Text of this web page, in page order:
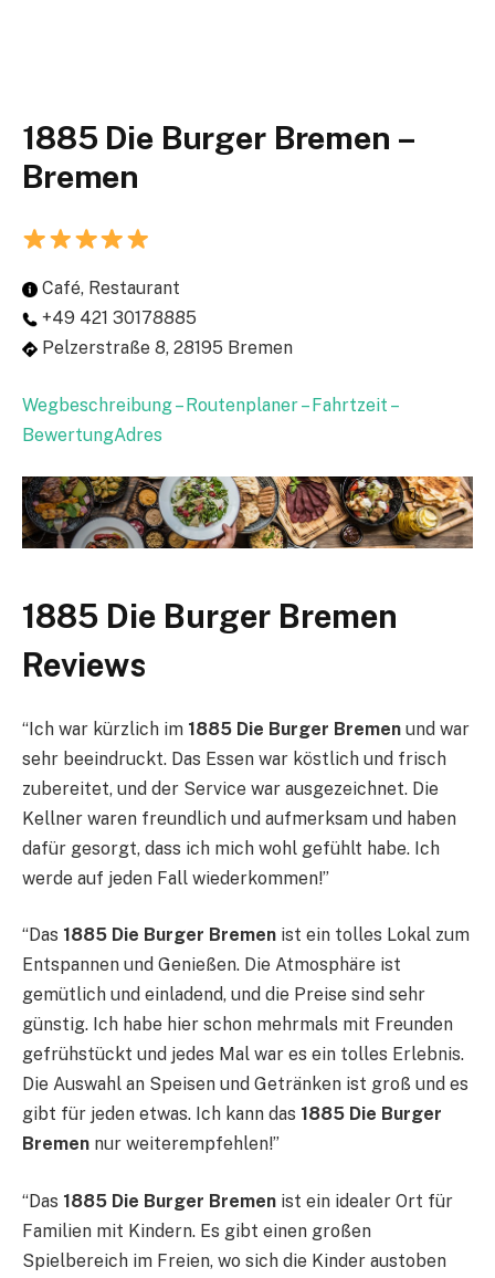
1885 Die Burger Bremen –
Bremen
Café, Restaurant
+49 421 30178885
Pelzerstraße 8, 28195 Bremen
Wegbeschreibung – Routenplaner – Fahrtzeit –
BewertungAdres
1885 Die Burger Bremen
Reviews
“Ich war kürzlich im 1885 Die Burger Bremen und war
sehr beeindruckt. Das Essen war köstlich und frisch
zubereitet, und der Service war ausgezeichnet. Die
Kellner waren freundlich und aufmerksam und haben
dafür gesorgt, dass ich mich wohl gefühlt habe. Ich
werde auf jeden Fall wiederkommen!”
“Das 1885 Die Burger Bremen ist ein tolles Lokal zum
Entspannen und Genießen. Die Atmosphäre ist
gemütlich und einladend, und die Preise sind sehr
günstig. Ich habe hier schon mehrmals mit Freunden
gefrühstückt und jedes Mal war es ein tolles Erlebnis.
Die Auswahl an Speisen und Getränken ist groß und es
gibt für jeden etwas. Ich kann das 1885 Die Burger
Bremen nur weiterempfehlen!”
“Das 1885 Die Burger Bremen ist ein idealer Ort für
Familien mit Kindern. Es gibt einen großen
Spielbereich im Freien, wo sich die Kinder austoben